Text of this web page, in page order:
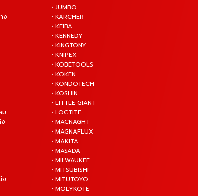
ง
ม
ย
• JUMBO
• KARCHER
• KEIBA
• KENNEDY
• KINGTONY
• KNIPEX
• KOBETOOLS
• KOKEN
• KONDOTECH
• KOSHIN
• LITTLE GIANT
• LOCTITE
• MACNAGHT
• MAGNAFLUX
• MAKITA
• MASADA
• MILWAUKEE
• MITSUBISHI
• MITUTOYO
• MOLYKOTE